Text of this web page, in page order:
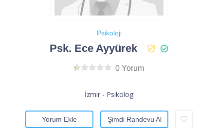
Psikoloji
Psk. Ece Ayyürek
0 Yorum
İzmir - Psikolog
Yorum Ekle Şimdi Randevu Al